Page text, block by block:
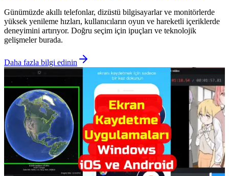
Günümüzde akıllı telefonlar, dizüstü bilgisayarlar ve monitörlerde
yüksek yenileme hızları, kullanıcıların oyun ve hareketli içeriklerde
deneyimini artırıyor. Doğru seçim için ipuçları ve teknolojik
gelişmeler burada.
Daha fazla bilgi edinin